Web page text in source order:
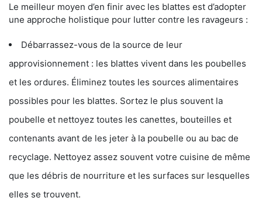
Le meilleur moyen d’en finir avec les blattes est d’adopter
une approche holistique pour lutter contre les ravageurs :
Débarrassez-vous de la source de leur
approvisionnement : les blattes vivent dans les poubelles
et les ordures. Éliminez toutes les sources alimentaires
possibles pour les blattes. Sortez le plus souvent la
poubelle et nettoyez toutes les canettes, bouteilles et
contenants avant de les jeter à la poubelle ou au bac de
recyclage. Nettoyez assez souvent votre cuisine de même
que les débris de nourriture et les surfaces sur lesquelles
elles se trouvent.